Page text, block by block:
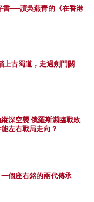
書──讀吳燕青的《在香港
上古蜀道，走過劍門關
深空襲 俄羅斯瀕臨戰敗
左右戰局走向？
個座右銘的兩代傳承